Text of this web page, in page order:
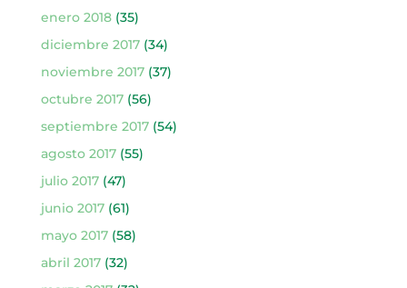
enero 2018(35)
diciembre 2017(34)
noviembre 2017(37)
octubre 2017(56)
septiembre 2017(54)
agosto 2017(55)
julio 2017(47)
junio 2017(61)
mayo 2017(58)
abril 2017(32)